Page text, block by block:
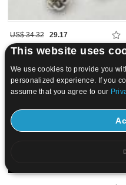
US$ 34.32 29.17
15
This website uses
We use cookies to provide you
personalized experience. If you
assume that you agree to our